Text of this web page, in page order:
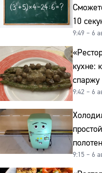
10
9:49 – 6
кухне:
спаржу
9:42 – 6
овощи
9:15 – 6